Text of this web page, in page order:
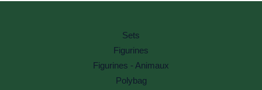
Sets
Figurines
Figurines - Animaux
Polybag